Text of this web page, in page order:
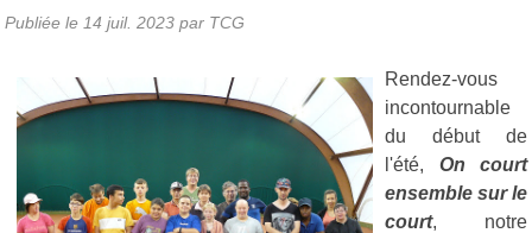
Publiée le 14 juil. 2023 par TCG
Rendez-vous
incontournable
du début de
l'été, On court
ensemble sur le
court, notre